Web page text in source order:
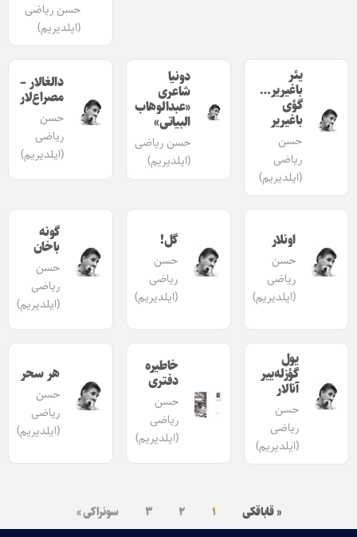
حسن ریاضی
(ایلدیریم)
یئر
باغیریر…
گؤی
باغیریر
حسن
ریاضی
(ایلدیریم)
دونیا
شاعری
«عبدالوهاب
البیاتی»
حسن ریاضی
(ایلدیریم)
دالغا‌لار –
مصراع‌‌لار
حسن
ریاضی
(ایلدیریم)
اونلار
حسن
ریاضی
(ایلدیریم)
گل!
حسن
ریاضی
(ایلدیریم)
گونه
باخان
حسن
ریاضی
(ایلدیریم)
یول
گؤزله‌ییر
آنالار
حسن
ریاضی
(ایلدیریم)
خاطیره
دفتری
حسن
ریاضی
(ایلدیریم)
هر سحر
حسن
ریاضی
(ایلدیریم)
« قاباقکی ۱ ۲ ۳ سونراکی »